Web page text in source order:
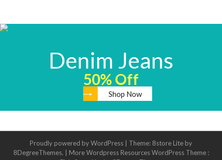
Denim Jeans
50% Off
Shop Now
Proudly powered by WordPress | Theme: 8store Lite by
8DegreeThemes. | More Wordpress Resources WordPress Theme :